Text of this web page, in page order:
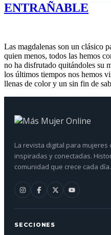
ENTRAÑABLE
Las magdalenas son un clásico
quien menos, todos las hemos
no ha disfrutado quitándoles su
los últimos tiempos nos hemos
llenas de color y un sin fin de
La revista digital para
inspiradas y conectadas.
comunidad que crece cada día.
SECCIONES